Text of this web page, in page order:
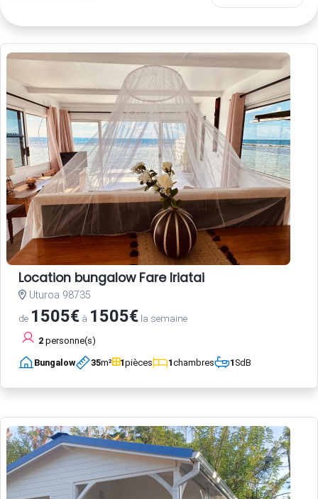
Location bungalow Fare Iriatai
Uturoa 98735
de 1505€ à 1505€ la semaine
2 personne(s)
Bungalow 35m² 1pièces 1chambres 1SdB